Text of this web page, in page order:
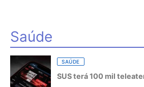
Saúde
SAÚDE
SUS terá 100 mil